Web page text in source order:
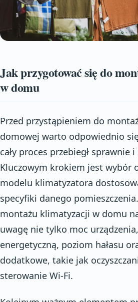
Jak przygotować się do
w domu
Przed przystąpieniem do
domowej warto odpowiednio
cały proces przebiegł sprawnie
Kluczowym krokiem jest wybór
modelu klimatyzatora
specyfiki danego
montażu klimatyzacji w domu
uwagę nie tylko moc
energetyczną, poziom hałasu
dodatkowe, takie jak
sterowanie Wi-Fi.